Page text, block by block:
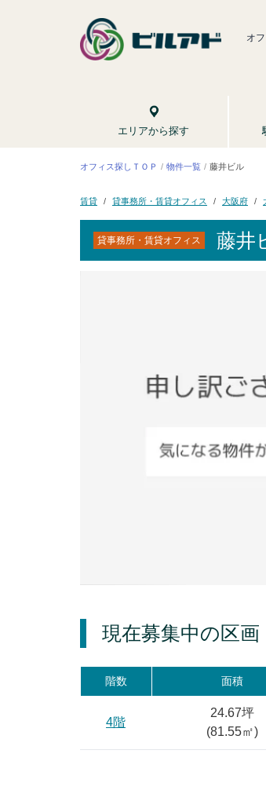
オ
エリアから探す
オフィス探しＴＯＰ 物件一覧 藤井ビル
賃貸 貸事務所・賃貸オフィス 大阪府
貸事務所・賃貸オフィス 藤井
現在募集中の区画
階数 面積
4階
24.67坪
(81.55㎡)